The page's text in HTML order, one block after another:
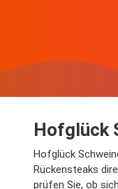
Hofglück
Hofglück
Rückensteaks
prüfen Sie, ob